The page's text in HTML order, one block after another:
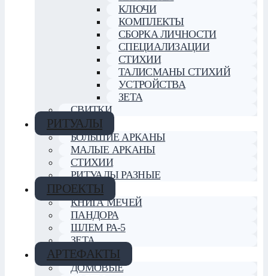
КЛЮЧИ
КОМПЛЕКТЫ
СБОРКА ЛИЧНОСТИ
СПЕЦИАЛИЗАЦИИ
СТИХИИ
ТАЛИСМАНЫ СТИХИЙ
УСТРОЙСТВА
ЗЕТА
СВИТКИ
РИТУАЛЫ
БОЛЬШИЕ АРКАНЫ
МАЛЫЕ АРКАНЫ
СТИХИИ
РИТУАЛЫ РАЗНЫЕ
ПРОЕКТЫ
КНИГА МЕЧЕЙ
ПАНДОРА
ШЛЕМ РА-5
ЗЕТА
АРТЕФАКТЫ
ДОМОВЫЕ